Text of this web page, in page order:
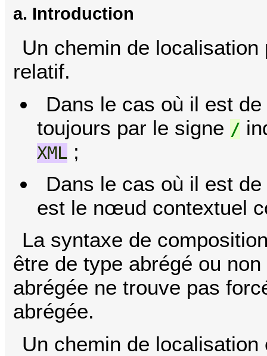
a. Introduction
Un chemin de
relatif.
Dans le cas où il est
toujours par le signe /
XML ;
Dans le cas où il est
est le nœud contextuel
La syntaxe de
être de type abrégé ou
abrégée ne trouve pas
abrégée.
Un chemin de